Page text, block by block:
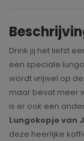
Drink jij het liefst
een speciale
wordt vrijwel op
maar bevat meer
is er ook een
Lungokopje van
deze heerlijke